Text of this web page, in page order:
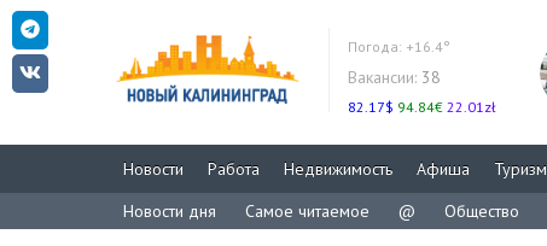
Погода: +16.4°
Вакансии: 38
82.17$ 94.84€ 22.01zł
Новости Работа Недвижимость Афиша Туризм
Новости дня
Самое читаемое @ Общество